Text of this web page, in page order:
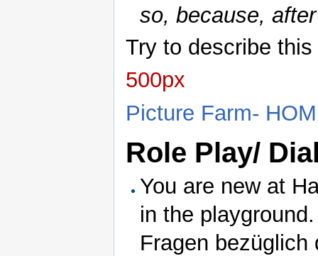
so, because,
Try to describe
500px
Picture Farm-
Role Play/
You are new at
in the
Fragen